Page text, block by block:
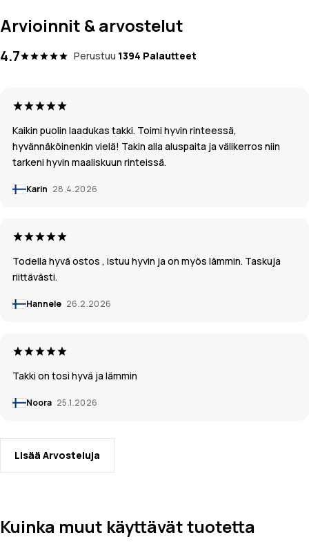
Arvioinnit & arvostelut
4.7 Perustuu 1394 Palautteet
Kaikin puolin laadukas takki. Toimi hyvin rinteessä,
hyvännäköinenkin vielä! Takin alla aluspaita ja välikerros niin
tarkeni hyvin maaliskuun rinteissä.
Karin 28.4.2026
Todella hyvä ostos , istuu hyvin ja on myös lämmin. Taskuja
riittävästi.
Hannele 26.2.2026
Takki on tosi hyvä ja lämmin
Noora 25.1.2026
Lisää Arvosteluja
Kuinka muut käyttävät tuotetta